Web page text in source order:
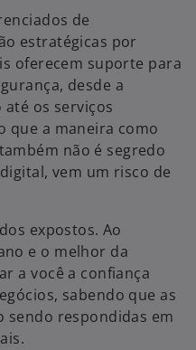
de
estratégicas por
oferecem suporte para
desde a
os serviços
que a maneira como
não é segredo
vem um risco de
expostos. Ao
e o melhor da
a você a confiança
sabendo que as
sendo respondidas em